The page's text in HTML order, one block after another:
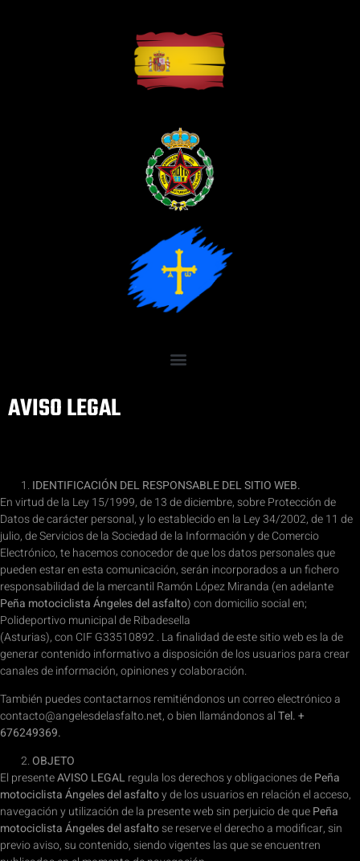
AVISO LEGAL
IDENTIFICACIÓN DEL RESPONSABLE DEL SITIO WEB.
En virtud de la Ley 15/1999, de 13 de diciembre, sobre Protección de
Datos de carácter personal, y lo establecido en la Ley 34/2002, de 11 de
julio, de Servicios de la Sociedad de la Información y de Comercio
Electrónico, te hacemos conocedor de que los datos personales que
pueden estar en esta comunicación, serán incorporados a un fichero
responsabilidad de la mercantil Ramón López Miranda (en adelante
Peña motociclista Ángeles del asfalto) con domicilio social en;
Polideportivo municipal de Ribadesella
(Asturias), con CIF G33510892 . La finalidad de este sitio web es la de
generar contenido informativo a disposición de los usuarios para crear
canales de información, opiniones y colaboración.
También puedes contactarnos remitiéndonos un correo electrónico a
contacto@angelesdelasfalto.net, o bien llamándonos alTel. +
676249369.
OBJETO
El presenteAVISO LEGALregula los derechos y obligaciones dePeña
motociclista Ángeles del asfaltoy de los usuarios en relación el acceso,
navegación y utilización de la presente web sin perjuicio de quePeña
motociclista Ángeles del asfaltose reserve el derecho a modificar, sin
previo aviso, su contenido, siendo vigentes las que se encuentren